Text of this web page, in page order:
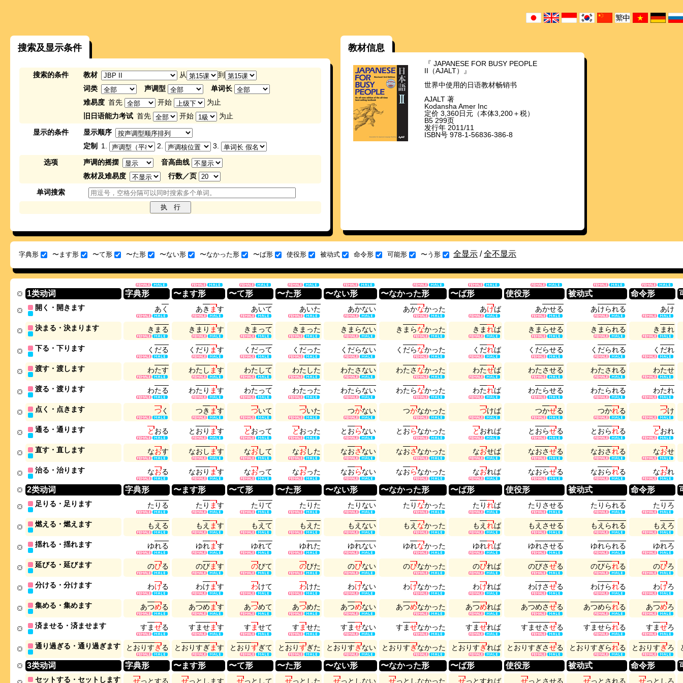
搜索及显示条件
搜索的条件 教材 从
到
词类
声调型
单词长
难易度 首先 开始
为止
旧日语能力考试 首先 开始
为止
显示的条件
显示顺序
定制
1. 2.
3.
选项
声调的摇摆
音高曲线
教材及难易度
行数／页
单词搜索
教材信息
『 JAPANESE FOR BUSY PEOPLE
II（AJALT）』
世界中使用的日语教材畅销书
AJALT 著
Kodansha Amer Inc
定价 3,360日元（本体3,200＋税）
B5 299页
发行年 2011/11
ISBN号 978-1-56836-386-8
字典形 〜ます形 〜て形 〜た形 〜ない形 〜なかった形 〜ば形 使役形 被动式 命令形 可能形 〜う形 全显示 /全不显示
1类动词 字典形 〜ます形 〜て形 〜た形 〜ない形 〜なかった形 〜ば形 使役形 被动式 命令形
開く・開きます あ く あき ます あいて あいた あかない あかなかった あけば あかせる あけられる あけ
決まる・決まります き ま る き ま り ます き ま って き ま った き ま らない き ま らなかった き まれば き ま らせる き ま られる き まれ
下る・下ります く だる く だり ます く だって く だった く だらない く だらなかった く だれば く だらせる く だられる く だれ
渡す・渡します わたす わた し ます わた して わた した わたさ ない わたさ なかった わたせば わたさせる わたされる わたせ
渡る・渡ります わたる わた り ます わたって わたった わたらない わたらなかった わたれば わたらせる わたられる わたれ
点く・点きます つく つき ます ついて ついた つかない つかなかった つけば つかせる つかれる つけ
通る・通ります とおる と お り ます とおって とおった と おらない と おらなかった とおれば と おらせる と おられる とおれ
直す・直します なおす なお し ます なおして なおした なおさない なおさなかった なおせば なおさせる なおされる なおせ
治る・治ります なおる なお り ます なおって なおった なおらない なおらなかった なおれば なおらせる なおられる なおれ
2类动词 字典形 〜ます形 〜て形 〜た形 〜ない形 〜なかった形 〜ば形 使役形 被动式 命令形
足りる・足ります た り る た り ます た りて た り た た り ない た り なかった た りれば た り させる た り られる た り ろ
燃える・燃えます も え る も え ます も え て も え た も え ない も え なかった も え れば も え させる も え られる も え ろ
揺れる・揺れます ゆれる ゆれます ゆれて ゆれた ゆれない ゆれなかった ゆれれば ゆれさせる ゆれられる ゆれろ
延びる・延びます のびる のびます のびて のびた のびない のびなかった のびれば のびさせる のびられる のびろ
分ける・分けます わける わけ ます わけて わけた わけない わけなかった わければ わけさせる わけられる わけろ
集める・集めます あつめる あつめ ます あつめて あつめた あつめない あつめなかった あつめれば あつめさせる あつめられる あつめろ
済ませる・済ませます す ませる す ませます す ませて す ませた す ませない す ませなかった す ませれば す ませさせる す ませられる す ませろ
通り過ぎる・通り過ぎます と お りすぎる と お りすぎます と お りすぎて と お りすぎた と お りすぎない と お りすぎなかった と お りすぎれば と お りすぎさせる と お りすぎられる と お りすぎろ
3类动词 字典形 〜ます形 〜て形 〜た形 〜ない形 〜なかった形 〜ば形 使役形 被动式 命令形
セットする・セットします せっ とする せっ と し ます せっ と して せっ と した せっ と しない せっ と しなかった せっ とすれば せっ と させる せっ と される せっ と しろ